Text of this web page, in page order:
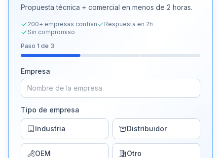
Propuesta técnica + comercial en menos de 2 horas.
200+ empresas confían
Respuesta en 2h
Sin compromiso
Paso 1 de 3
Empresa
Tipo de empresa
Industria Distribuidor
OEM Otro